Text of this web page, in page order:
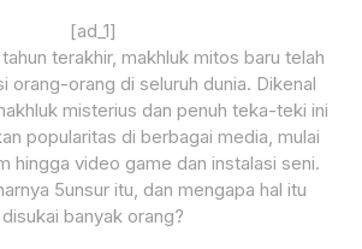
[ad_1]
terakhir, makhluk mitos baru telah
orang-orang di seluruh dunia. Dikenal
misterius dan penuh teka-teki ini
popularitas di berbagai media, mulai
hingga video game dan instalasi seni.
5unsur itu, dan mengapa hal itu
disukai banyak orang?